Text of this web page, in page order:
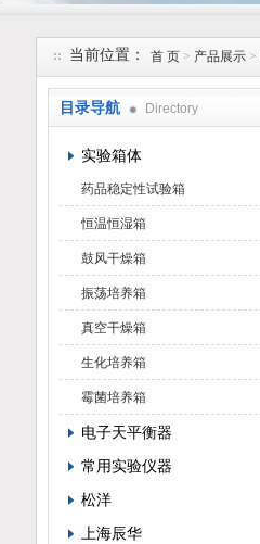
当前位置： 首 页 > 产品展示 >
目录导航 Directory
实验箱体
药品稳定性试验箱
恒温恒湿箱
鼓风干燥箱
振荡培养箱
真空干燥箱
生化培养箱
霉菌培养箱
电子天平衡器
常用实验仪器
松洋
上海辰华